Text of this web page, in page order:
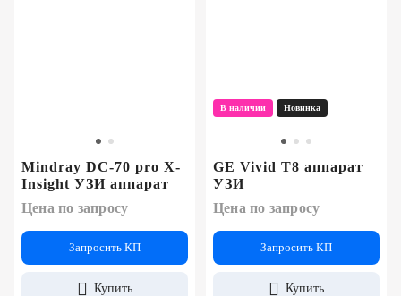
Mindray DC-70 pro X-
Insight УЗИ аппарат
Цена по запросу
Запросить КП
Купить
В наличии Новинка
GE Vivid T8 аппарат
УЗИ
Цена по запросу
Запросить КП
Купить